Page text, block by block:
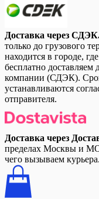
Доставка через
только до грузового
находится в городе,
бесплатно
компании (СДЭК).
устанавливаются
отправителя.
Доставка через
пределах Москвы и
чего вызываем курьера.